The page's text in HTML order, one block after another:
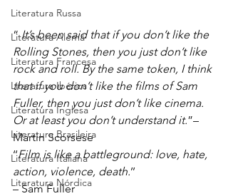
Literatura Russa
Literatura Alemã
Literatura Francesa
Literatura Ibérica
Literatura Inglesa
Literatura Brasileira
Literatura Italiana
Literatura Nórdica
“ It’s been said that if you don’t like the
Rolling Stones, then you just don’t like
rock and roll. By the same token, I think
that if you don’t like the films of Sam
Fuller, then you just don’t like cinema.
Or at least you don’t understand it.”–
Martin Scorsese
‘‘Film is like a battleground: love, hate,
action, violence, death.’’
– Sam Fuller